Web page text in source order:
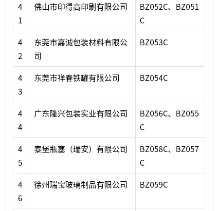
4
1
佛山市印得高印刷有限公司
BZ052C、BZ051
C
4
2
东莞市嘉诚包装材料有限公
司
BZ053C
4
3
东莞市祥春铁罐有限公司 BZ054C
4
4
广东隆兴包装实业有限公司
BZ056C、BZ055
C
4
5
泰堡瓶塞（瑞安）有限公司
BZ058C、BZ057
C
4
6
徐州瑞宝玻璃制品有限公司 BZ059C